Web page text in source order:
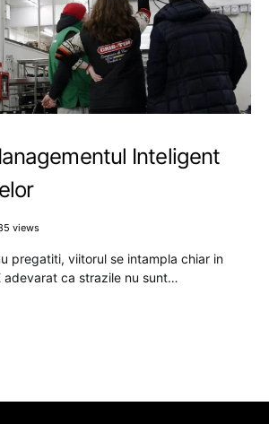
Inteligent
views
pregatiti, viitorul se intampla chiar in
adevarat ca strazile nu sunt…